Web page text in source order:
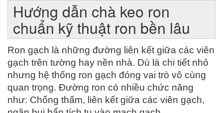
Hướng dẫn chà keo ron
chuẩn kỹ thuật ron bền lâu
Ron gạch là những đường liên kết giữa các viên
gạch trên tường hay nền nhà. Dù là chi tiết nhỏ
nhưng hệ thống ron gạch đóng vai trò vô cùng
quan trọng. Đường ron có nhiều chức năng
như: Chống thấm, liên kết giữa các viên gạch,